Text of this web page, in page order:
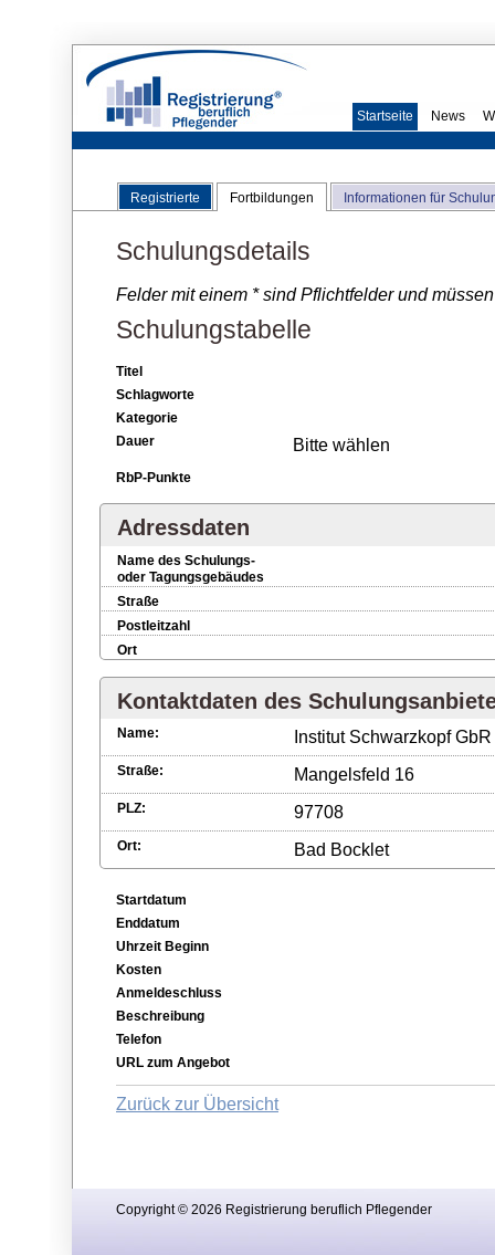
Startseite News
Registrierte Fortbildungen Informationen für
Schulungsdetails
Felder mit einem * sind Pflichtfelder und
Schulungstabelle
Titel
Schlagworte
Kategorie
Dauer
Bitte wählen
RbP-Punkte
Adressdaten
Name des Schulungs-
oder Tagungsgebäudes
Straße
Postleitzahl
Ort
Kontaktdaten des
Name: Institut Schwarzkopf GbR
Straße: Mangelsfeld 16
PLZ: 97708
Ort: Bad Bocklet
Startdatum
Enddatum
Uhrzeit Beginn
Kosten
Anmeldeschluss
Beschreibung
Telefon
URL zum Angebot
Zurück zur Übersicht
Copyright © 2026 Registrierung beruflich Pflegender